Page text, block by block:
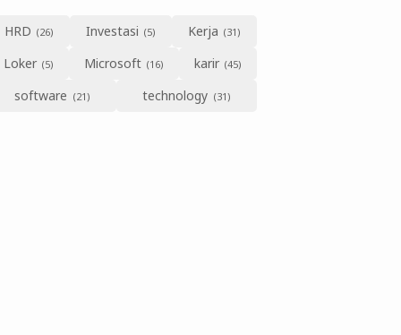
HRD Investasi
Kerja
Loker
Microsoft
karir
software
technology